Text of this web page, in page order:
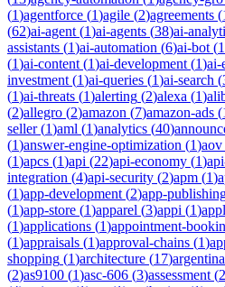
(1)agentforce (1)agile (2)agreements (
(62)ai-agent (1)ai-agents (38)ai-
assistants (1)ai-automation (6)ai-bot (1
(1)ai-content (1)ai-development (1)ai-
investment (1)ai-queries (1)ai-search (
(1)ai-threats (1)alerting (2)alexa (1)
(2)allegro (2)amazon (7)amazon-ads (
seller(1)aml (1)analytics (40)
(1)answer-engine-optimization (1)aov
(1)apcs (1)api (22)api-economy (1)
integration (4)api-security (2)apm (1)
(1)app-development (2)app-
(1)app-store (1)apparel (3)appi (1)
(1)applications (1)appointment-
(1)appraisals (1)approval-chains (1)
shopping (1)architecture (17)argentina
(2)as9100 (1)asc-606 (3)assessment (2